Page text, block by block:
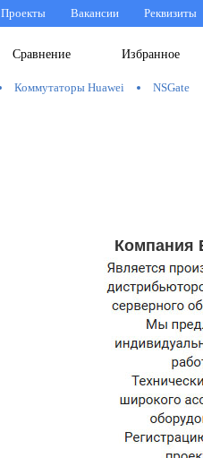
Проекты Вакансии Реквизиты
Избранное
Сравнение
Коммутаторы Huawei NSGate
Компания